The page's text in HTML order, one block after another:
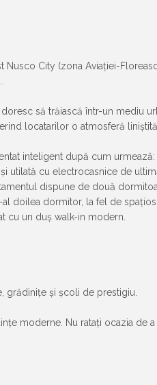
City (zona Aviației-
să trăiască într-un mediu
locatarilor o atmosferă
inteligent după cum
utilată cu electrocasnice de
dispune de două
doilea dormitor, la fel de
cu un duș walk-in modern.
grădinițe și școli de prestigiu.
moderne. Nu ratați ocazia de